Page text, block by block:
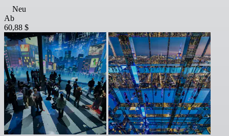
Neu
Ab
60,88 $